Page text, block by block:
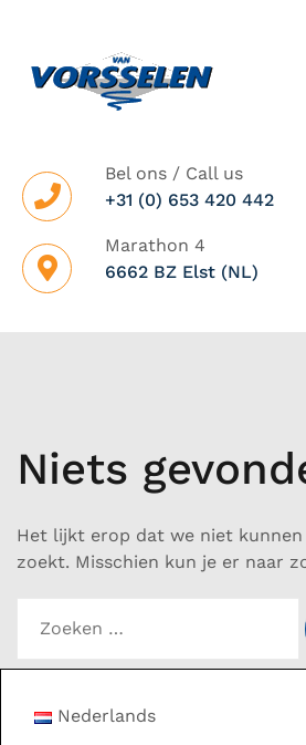
inhoud
Bel ons / Call us
+31 (0) 653 420 442
Marathon 4
6662 BZ Elst (NL)
Niets
Het lijkt erop dat we niet kunnen
zoekt. Misschien kun je er naar
naar:
Nederlands